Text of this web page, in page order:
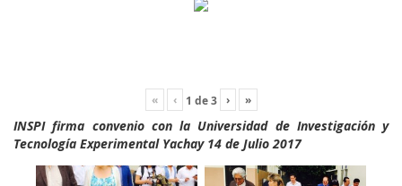
« ‹ 1 de3 › »
INSPI firma convenio con la Universidad de Investigación y
Tecnología Experimental Yachay 14 de Julio 2017